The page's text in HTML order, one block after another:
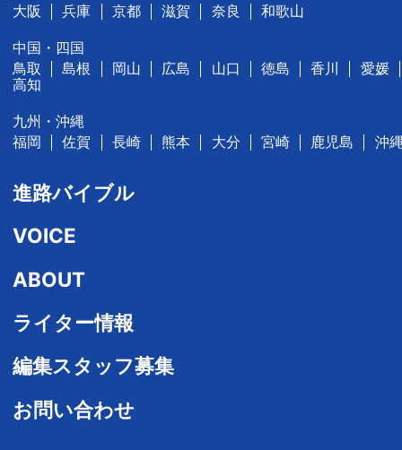
大阪
兵庫 京都 滋賀 奈良 和歌山
中国・四国
鳥取
島根 岡山 広島 山口 徳島 香川
愛媛
高知
九州・沖縄
福岡
佐賀 長崎 熊本 大分 宮崎 鹿児島 沖
進路バイブル
VOICE
ABOUT
ライター情報
編集スタッフ募集
お問い合わせ